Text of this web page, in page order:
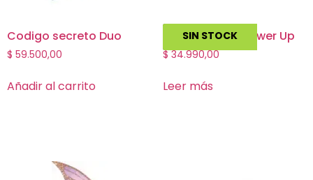
Codigo secreto Duo
$ 59.500,00
Añadir al carrito
SIN STOCK
King of Tokyo Power Up
$34.990,00
Leer más